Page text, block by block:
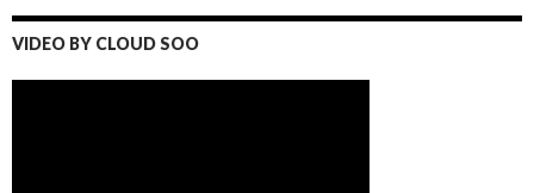
VIDEO BY CLOUD SOO